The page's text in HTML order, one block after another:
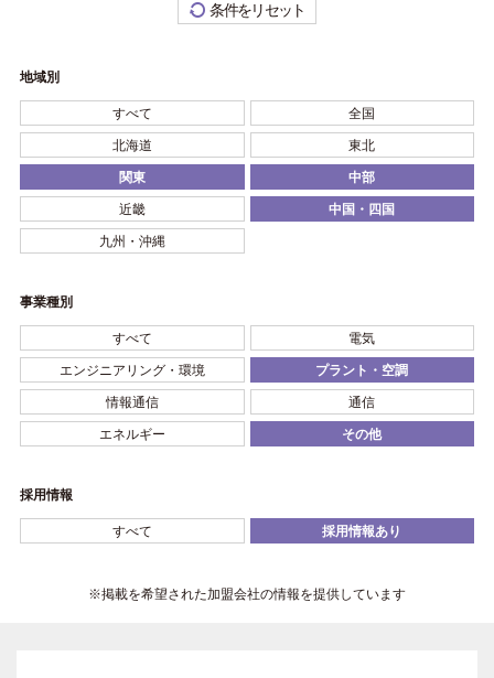
条件をリセット
地域別
すべて 全国
北海道 東北
関東 中部
近畿 中国・四国
九州・沖縄
事業種別
すべて 電気
エンジニアリング・環境 プラント・空調
情報通信 通信
エネルギー その他
採用情報
すべて 採用情報あり
※掲載を希望された加盟会社の情報を提供しています